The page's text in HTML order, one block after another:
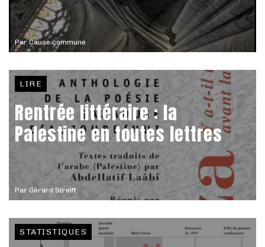
ParCause commune
Par Gérard Streiff
LIRE
Rentrée littéraire : la
Palestine en toutes lettres
STATISTIQUES